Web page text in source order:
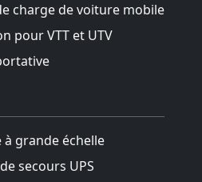
charge de voiture mobile
pour VTT et UTV
grande échelle
secours UPS